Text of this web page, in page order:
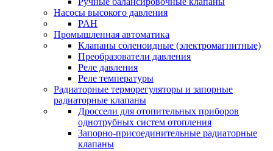
Насосы высокого давления
PAH
Промышленная автоматика
Клапаны соленоидные (электромагнитные)
Преобразователи давления
Реле давления
Реле температуры
Радиаторные терморегуляторы и запорные
радиаторные клапаны
Дроссели для отопительных приборов
однотрубных систем отопления
Запорно-присоединительные радиаторные
клапаны